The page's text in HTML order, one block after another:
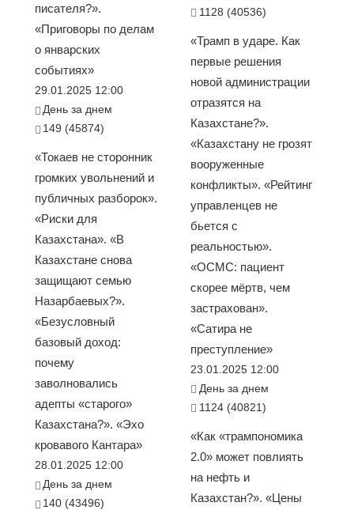
писателя?».
«Приговоры по делам
о январских
событиях»
29.01.2025 12:00
День за днем
149 (45874)
«Токаев не сторонник
громких увольнений и
публичных разборок».
«Риски для
Казахстана». «В
Казахстане снова
защищают семью
Назарбаевых?».
«Безусловный
базовый доход:
почему
заволновались
адепты «старого»
Казахстана?». «Эхо
кровавого Кантара»
28.01.2025 12:00
День за днем
140 (43496)
1128 (40536)
«Трамп в ударе. Как
первые решения
новой администрации
отразятся на
Казахстане?».
«Казахстану не грозят
вооруженные
конфликты». «Рейтинг
управленцев не
бьется с
реальностью».
«ОСМС: пациент
скорее мёртв, чем
застрахован».
«Сатира не
преступление»
23.01.2025 12:00
День за днем
1124 (40821)
«Как «трампономика
2.0» может повлиять
на нефть и
Казахстан?». «Цены